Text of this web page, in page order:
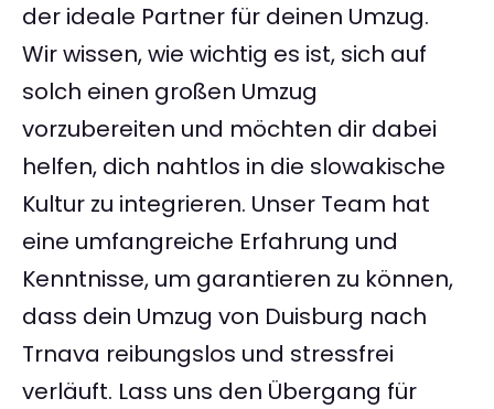
der ideale Partner für deinen Umzug.
Wir wissen, wie wichtig es ist, sich auf
solch einen großen Umzug
vorzubereiten und möchten dir dabei
helfen, dich nahtlos in die slowakische
Kultur zu integrieren. Unser Team hat
eine umfangreiche Erfahrung und
Kenntnisse, um garantieren zu können,
dass dein Umzug von Duisburg nach
Trnava reibungslos und stressfrei
verläuft. Lass uns den Übergang für